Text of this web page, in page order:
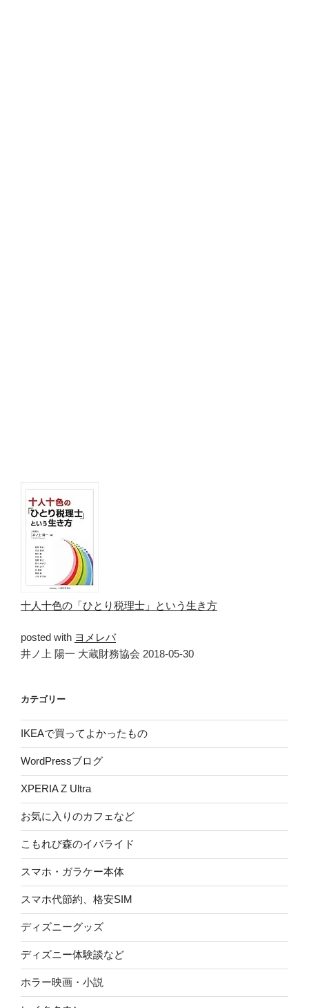
十人十色の「ひとり税理士」という生き方
posted with ヨメレバ
井ノ上 陽一 大蔵財務協会 2018-05-30
カテゴリー
IKEAで買ってよかったもの
WordPressブログ
XPERIA Z Ultra
お気に入りのカフェなど
こもれび森のイバライド
スマホ・ガラケー本体
スマホ代節約、格安SIM
ディズニーグッズ
ディズニー体験談など
ホラー映画・小説